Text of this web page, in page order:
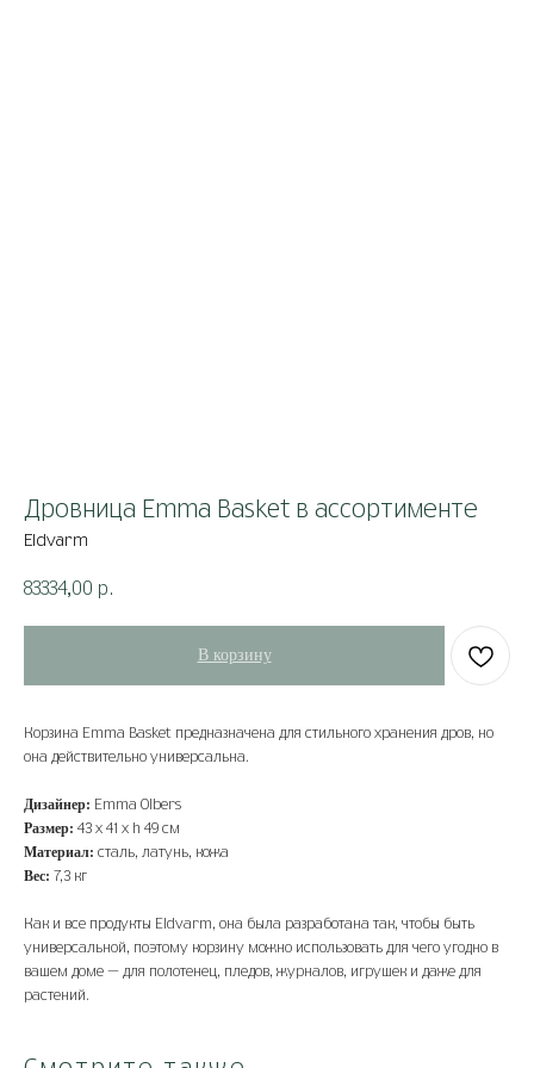
Дровница Emma Basket в ассортименте
Eldvarm
83334,00 р.
В корзину
Корзина Emma Basket предназначена для стильного хранения дров, но
она действительно универсальна.
Дизайнер: Emma Olbers
Размер: 43 х 41 х h 49 см
Материал: сталь, латунь, кожа
Вес: 7,3 кг
Как и все продукты Eldvarm, она была разработана так, чтобы быть
универсальной, поэтому корзину можно использовать для чего угодно в
вашем доме — для полотенец, пледов, журналов, игрушек и даже для
растений.